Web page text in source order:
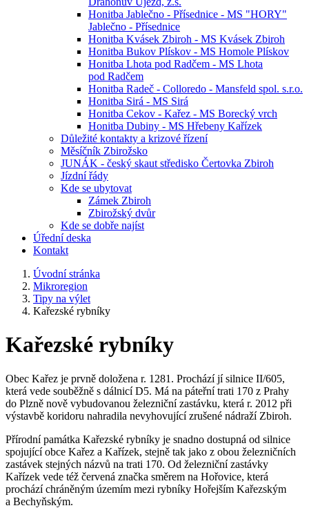
Honitba Jablečno - Přísednice - MS "HORY"
Jablečno - Přísednice
Honitba Kvásek Zbiroh - MS Kvásek Zbiroh
Honitba Bukov Plískov - MS Homole Plískov
Honitba Lhota pod Radčem - MS Lhota
pod Radčem
Honitba Radeč - Colloredo - Mansfeld spol. s.r.o.
Honitba Sirá - MS Sirá
Honitba Cekov - Kařez - MS Borecký vrch
Honitba Dubiny - MS Hřebeny Kařízek
Důležité kontakty a krizové řízení
Měsíčník Zbirožsko
JUNÁK - český skaut středisko Čertovka Zbiroh
Jízdní řády
Kde se ubytovat
Zámek Zbiroh
Zbirožský dvůr
Kde se dobře najíst
Úřední deska
Kontakt
Úvodní stránka
Mikroregion
Tipy na výlet
Kařezské rybníky
Kařezské rybníky
Obec Kařez je prvně doložena r. 1281. Prochází jí silnice II/605,
která vede souběžně s dálnicí D5. Má na páteřní trati 170 z Prahy
do Plzně nově vybudovanou železniční zastávku, která r. 2012 při
výstavbě koridoru nahradila nevyhovující zrušené nádraží Zbiroh.
Přírodní památka Kařezské rybníky je snadno dostupná od silnice
spojující obce Kařez a Kařízek, stejně tak jako z obou železničních
zastávek stejných názvů na trati 170. Od železniční zastávky
Kařízek vede též červená značka směrem na Hořovice, která
prochází chráněným územím mezi rybníky Hořejším Kařezským
a Bechyňským.